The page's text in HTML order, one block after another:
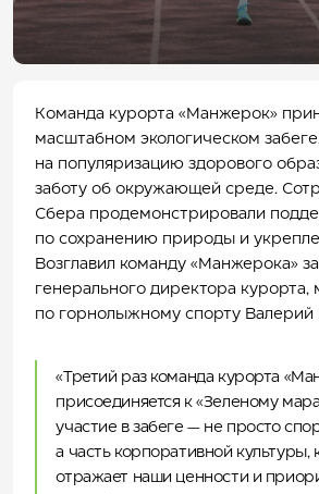
Экскурсии по Алтаю
Вертолетные экскурсии
Полеты на парапланах
Главные события
Расписание событий
АКТИВНЫЙ ОТДЫХ
Центр летних активностей
Байк-парк
Вейк-парк
Туры на электровелосипедах
Летняя спортивная школа
ПРОГУЛОЧНЫЕ БИЛЕТЫ
КАНАТНЫЕ ДОРОГИ
О парке
Родельбан
Тюбинг
Расписание приключений
ДЕТЯМ
Детский досуговый центр «Лес Чудес»
Парк приключений «Дримвуд»
Спецпредложения
Мастер-классы
СПА И ФИТНЕС
Термальный комплекс
СПА-процедуры
Салон красоты
Баня «Вода»
Баня «Воздух»
Баня «Лесная»
РЕСТОРАНЫ И БАРЫ
Ресторан «Панорама 1020»
Ресторан «Чилим»
Ресторан «Манжара»
Ресторан «Горный»
Детское кафе «Баламут»
Ресторан шведская линия 5*
Лобби-бар
Гриль-бар «Огниво»
Фитобар
ДЛЯ БИЗНЕСА
Мероприятия на берегу Катуни
Сотрудничество
Свадьбы
УСЛУГИ И СЕРВИС
Трансфер
Сервис аренды автомобилей
Аренда автодомов
КУРОРТ
О курорте
Веб-камеры
Карьера
Центр компетенций
Пресс-центр
Правила курорта
Правила кибербезопасности для
Комплаенс и противодействие
КОНТАКТЫ
8-800-301-66-55
Команда курорта «Манжерок»
масштабном экологическом
на популяризацию здорового
заботу об окружающей среде.
Сбера продемонстрировали
по сохранению природы и
Возглавил команду «Манжерока»
генерального директора курорта,
по горнолыжному спорту
«Третий раз команда курорта
присоединяется к «Зеленому
участие в забеге — не просто
а часть корпоративной культуры,
отражает наши ценности и